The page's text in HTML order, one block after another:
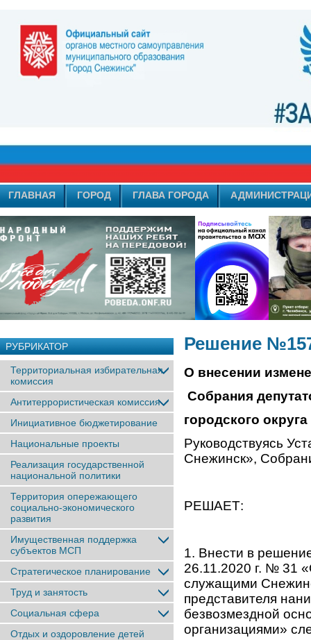
ГЛАВНАЯ ГОРОД ГЛАВА ГОРОДА
РУБРИКАТОР
Территориальная избирательная
комиссия
Антитеррористическая комиссия
Инициативное бюджетирование
Национальные проекты
Реализация государственной
национальной политики
Территория опережающего
социально-экономического
развития
Имущественная поддержка
субъектов МСП
Стратегическое планирование
Труд и занятость
Социальная сфера
Отдых и оздоровление детей
Решение
О внесении
Собрания
городского
Руководствуясь
Снежинск»,
РЕШАЕТ:
1. Внести в
26.11.2020 г. № 31
служащими
представителя
безвозмездной
организациями»